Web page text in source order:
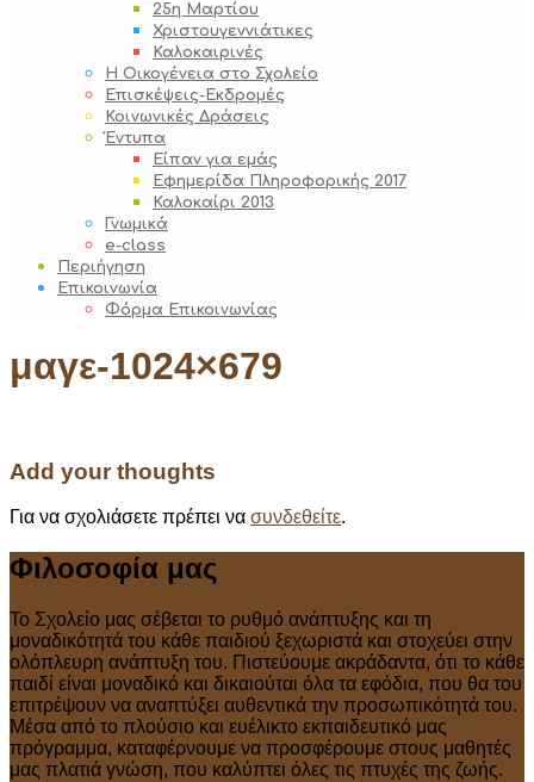
25η Μαρτίου
Χριστουγεννιάτικες
Καλοκαιρινές
Η Οικογένεια στο Σχολείο
Επισκέψεις-Εκδρομές
Κοινωνικές Δράσεις
Έντυπα
Είπαν για εμάς
Εφημερίδα Πληροφορικής 2017
Καλοκαίρι 2013
Γνωμικά
e-class
Περιήγηση
Επικοινωνία
Φόρμα Επικοινωνίας
μαγε-1024×679
Add your thoughts
Για να σχολιάσετε πρέπει να συνδεθείτε.
Φιλοσοφία μας
Το Σχολείο μας σέβεται το ρυθμό ανάπτυξης και τη
μοναδικότητά του κάθε παιδιού ξεχωριστά και στοχεύει στην
ολόπλευρη ανάπτυξη του. Πιστεύουμε ακράδαντα, ότι το κάθε
παιδί είναι μοναδικό και δικαιούται όλα τα εφόδια, που θα του
επιτρέψουν να αναπτύξει αυθεντικά την προσωπικότητά του.
Μέσα από το πλούσιο και ευέλικτο εκπαιδευτικό μας
πρόγραμμα, καταφέρνουμε να προσφέρουμε στους μαθητές
μας πλατιά γνώση, που καλύπτει όλες τις πτυχές της ζωής.